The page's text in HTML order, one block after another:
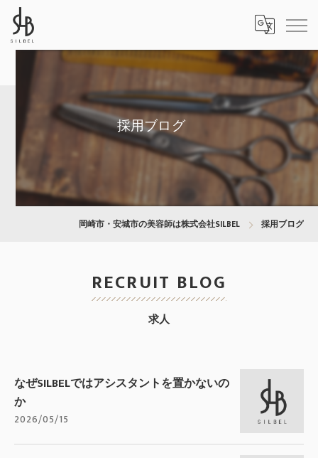
採用ブログ
岡崎市・安城市の美容師は株式会社SILBEL 採用ブログ
RECRUIT BLOG
求人
なぜSILBELではアシスタントを置かないの
か
2026/05/15